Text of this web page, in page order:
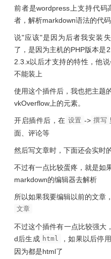
前者是wordpress上支持代
者，解析markdown语法的代
说"应该"是因为后者我安装
了，是因为主机的PHP版本是
2.3.x以后才支持的特性，他
不能装上
使用这个插件后，我也把主题
vkOverflow上的元素。
开启插件后，在 设置 -> 撰写
面、评论等
然后写文章时，下面还会实时
不过有一点比较蛋疼，就是如
markdown的编辑器去解析
所以如果我要编辑以前的文章
文章
不过这个插件有一点比较强大
d后生成 html
，如果以后停
因为都是html了